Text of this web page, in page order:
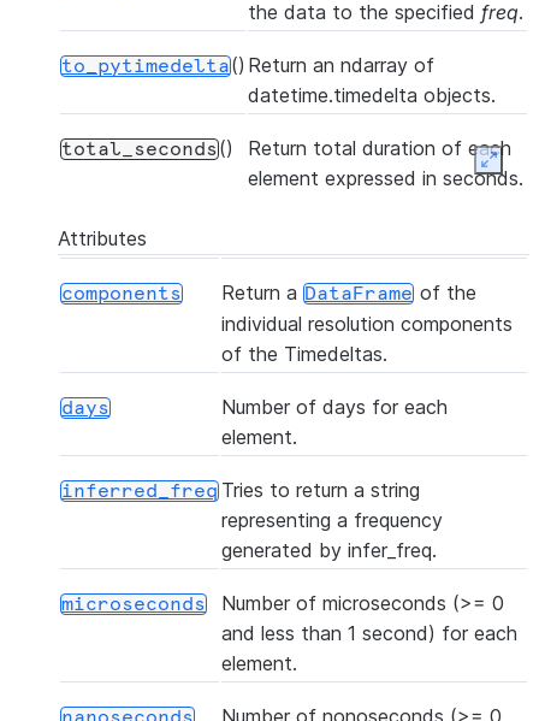
the data to the specified freq.
to_pytimedelta() Return an ndarray of
datetime.timedelta objects.
total_seconds()
Return total duration of each
element expressed in seconds.
Attributes
components Return a DataFrame of the
individual resolution components
of the Timedeltas.
days
Number of days for each
element.
inferred_freq Tries to return a string
representing a frequency
generated by infer_freq.
microseconds
Number of microseconds (>= 0
and less than 1 second) for each
element.
Number of nonoseconds (>= 0